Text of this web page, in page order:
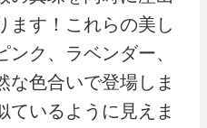
ます！これらの美し
ク、ラベンダー、
な色合いで登場しま
ているように見えま